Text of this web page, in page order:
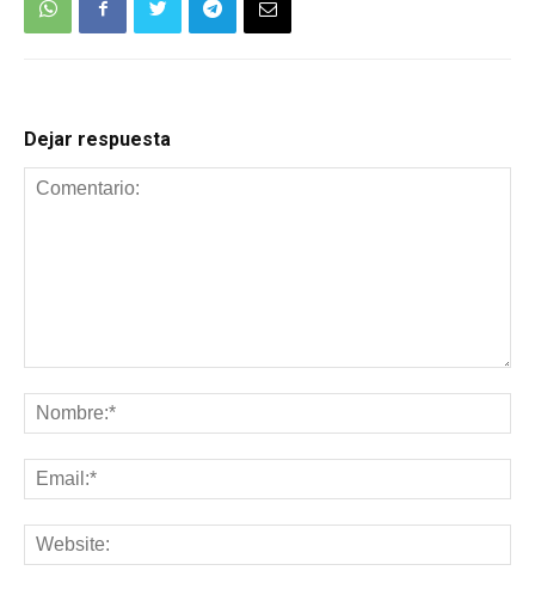
Dejar respuesta